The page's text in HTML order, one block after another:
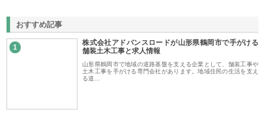
おすすめ記事
1
株式会社アドバンスロードが山形県鶴岡市で手がける
舗装土木工事と求人情報
山形県鶴岡市で地域の道路基盤を支える企業として、舗装工事や
土木工事を手がける専門会社があります。地域住民の生活を支え
る道…